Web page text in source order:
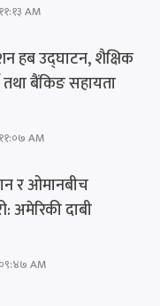
AM
हब उद्घाटन, शैक्षिक
तथा बैंकिङ सहायता
AM
र ओमानबीच
अमेरिकी दाबी
०९:४७ AM